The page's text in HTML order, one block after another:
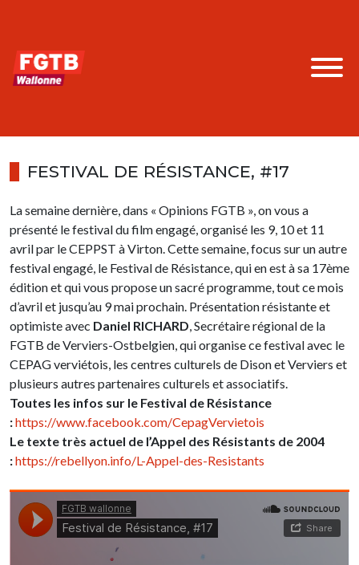
FESTIVAL DE RÉSISTANCE, #17
La semaine dernière, dans « Opinions FGTB », on vous a
présenté le festival du film engagé, organisé les 9, 10 et 11
avril par le CEPPST à Virton. Cette semaine, focus sur un autre
festival engagé, le Festival de Résistance, qui en est à sa 17ème
édition et qui vous propose un sacré programme, tout ce mois
d’avril et jusqu’au 9 mai prochain. Présentation résistante et
optimiste avec Daniel RICHARD, Secrétaire régional de la
FGTB de Verviers-Ostbelgien, qui organise ce festival avec le
CEPAG verviétois, les centres culturels de Dison et Verviers et
plusieurs autres partenaires culturels et associatifs.
Toutes les infos sur le Festival de Résistance
:https://www.facebook.com/CepagVervietois
Le texte très actuel de l’Appel des Résistants de 2004
:https://rebellyon.info/L-Appel-des-Resistants